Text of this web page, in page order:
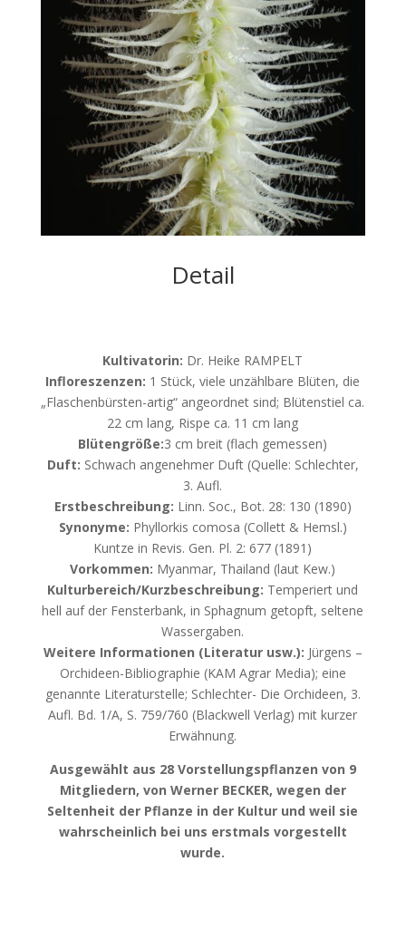
Detail
Kultivatorin: Dr. Heike RAMPELT
Infloreszenzen: 1 Stück, viele unzählbare Blüten, die
„Flaschenbürsten-artig“ angeordnet sind; Blütenstiel ca.
22 cm lang, Rispe ca. 11 cm lang
Blütengröße:3 cm breit (flach gemessen)
Duft: Schwach angenehmer Duft (Quelle: Schlechter,
3. Aufl.
Erstbeschreibung: Linn. Soc., Bot. 28: 130 (1890)
Synonyme: Phyllorkis comosa (Collett & Hemsl.)
Kuntze in Revis. Gen. Pl. 2: 677 (1891)
Vorkommen: Myanmar, Thailand (laut Kew.)
Kulturbereich/Kurzbeschreibung: Temperiert und
hell auf der Fensterbank, in Sphagnum getopft, seltene
Wassergaben.
Weitere Informationen (Literatur usw.): Jürgens –
Orchideen-Bibliographie (KAM Agrar Media); eine
genannte Literaturstelle; Schlechter- Die Orchideen, 3.
Aufl. Bd. 1/A, S. 759/760 (Blackwell Verlag) mit kurzer
Erwähnung.
Ausgewählt aus 28 Vorstellungspflanzen von 9
Mitgliedern, von Werner BECKER, wegen der
Seltenheit der Pflanze in der Kultur und weil sie
wahrscheinlich bei uns erstmals vorgestellt
wurde.